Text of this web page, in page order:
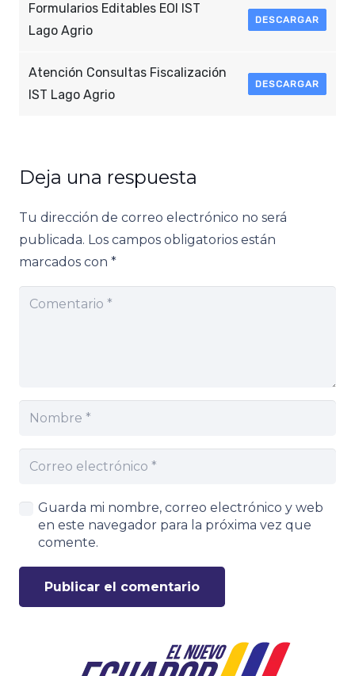
Formularios Editables EOI IST
Lago Agrio
DESCARGAR
Atención Consultas Fiscalización
IST Lago Agrio
DESCARGAR
Deja una respuesta
Tu dirección de correo electrónico no será
publicada. Los campos obligatorios están
marcados con *
Guarda mi nombre, correo electrónico y web
en este navegador para la próxima vez que
comente.
Publicar el comentario